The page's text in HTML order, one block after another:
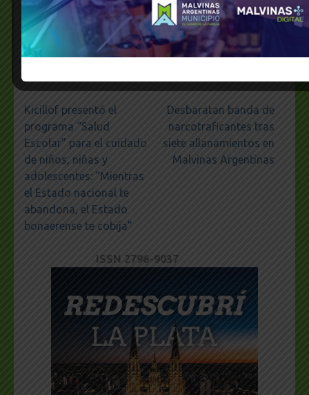
Milei Partido Justicialista
PJ
Navegación
de
entradas
Kicillof presentó el
programa “Salud
Escolar” para el cuidado
de niños, niñas y
adolescentes: “Mientras
el Estado nacional te
abandona, el Estado
bonaerense te cobija”
Desbaratan banda de
narcotraficantes tras
siete allanamientos en
Malvinas Argentinas
ISSN 2796-9037